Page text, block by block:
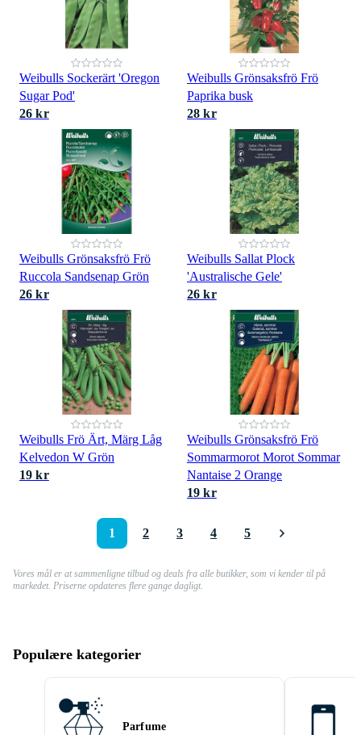
Weibulls Sockerärt 'Oregon
Sugar Pod'
26 kr
Weibulls Grönsaksfrö Frö
Paprika busk
28 kr
Weibulls Grönsaksfrö Frö
Ruccola Sandsenap Grön
26 kr
Weibulls Sallat Plock
'Australische Gele'
26 kr
Weibulls Frö Ärt, Märg Låg
Kelvedon W Grön
19 kr
Weibulls Grönsaksfrö Frö
Sommarmorot Morot Sommar
Nantaise 2 Orange
19 kr
1 2 3 4 5
Vores mål er at sammenligne tilbud og deals fra alle butikker, som vi kender til på
markedet. Priserne opdateres flere gange dagligt.
Populære kategorier
Parfume